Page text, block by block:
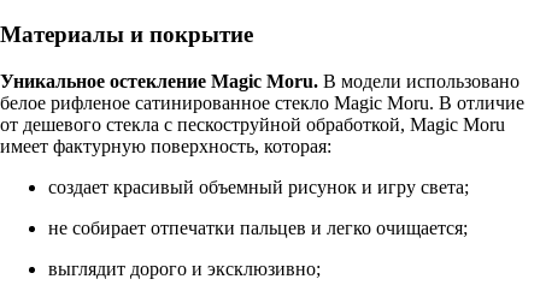
Материалы и покрытие
Уникальное остекление Magic Moru. В модели использовано
белое рифленое сатинированное стекло Magic Moru. В отличие
от дешевого стекла с пескоструйной обработкой, Magic Moru
имеет фактурную поверхность, которая:
создает красивый объемный рисунок и игру света;
не собирает отпечатки пальцев и легко очищается;
выглядит дорого и эксклюзивно;